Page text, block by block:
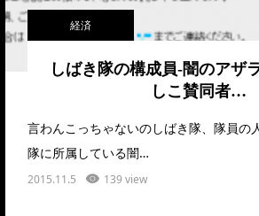
経済
しばき隊の構成員-闇のアザ
しこ賛同者…
言わんこっちゃないのしばき隊、隊員の
隊に所属している闇…
2015.11.5 139 view